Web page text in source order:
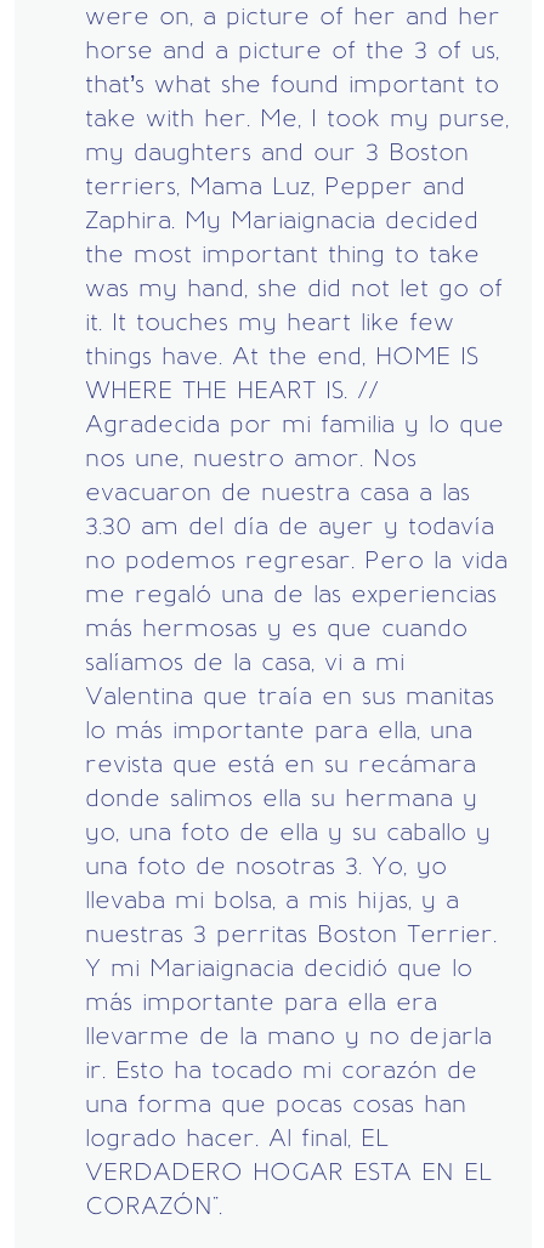
were on, a picture of her and her
horse and a picture of the 3 of us,
that’s what she found important to
take with her. Me, I took my purse,
my daughters and our 3 Boston
terriers, Mama Luz, Pepper and
Zaphira. My Mariaignacia decided
the most important thing to take
was my hand, she did not let go of
it. It touches my heart like few
things have. At the end, HOME IS
WHERE THE HEART IS. //
Agradecida por mi familia y lo que
nos une, nuestro amor. Nos
evacuaron de nuestra casa a las
3.30 am del día de ayer y todavía
no podemos regresar. Pero la vida
me regaló una de las experiencias
más hermosas y es que cuando
salíamos de la casa, vi a mi
Valentina que traía en sus manitas
lo más importante para ella, una
revista que está en su recámara
donde salimos ella su hermana y
yo, una foto de ella y su caballo y
una foto de nosotras 3. Yo, yo
llevaba mi bolsa, a mis hijas, y a
nuestras 3 perritas Boston Terrier.
Y mi Mariaignacia decidió que lo
más importante para ella era
llevarme de la mano y no dejarla
ir. Esto ha tocado mi corazón de
una forma que pocas cosas han
logrado hacer. Al final, EL
VERDADERO HOGAR ESTA EN EL
CORAZÓN".